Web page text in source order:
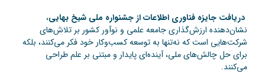
دریافت جایزه فناوری اطلاعات از جشنواره ملی شیخ بهایی،
نشان‌دهنده ارزش‌گذاری جامعه علمی و نوآور کشور بر تلاش‌های
شرکت‌هایی است که نه‌تنها به توسعه کسب‌وکار خود فکر می‌کنند، بلکه
برای حل چالش‌های ملی، آینده‌ای پایدار و مبتنی بر علم طراحی
می‌کنند.